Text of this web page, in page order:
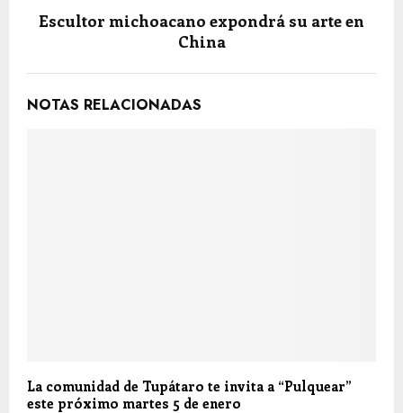
Escultor michoacano expondrá su arte en
China
NOTAS RELACIONADAS
La comunidad de Tupátaro te invita a “Pulquear”
este próximo martes 5 de enero